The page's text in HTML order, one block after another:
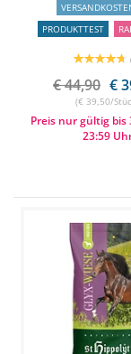
PRODUKTTEST
€ 44,90 €
(€ 39,50/
Preis nur gültig bis
23:59